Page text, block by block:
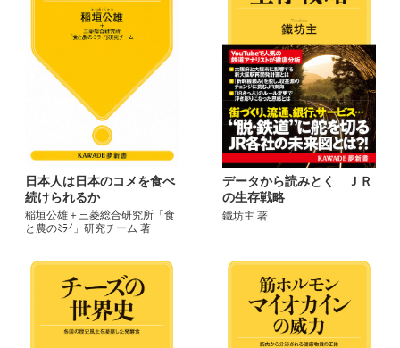
日本人は日本のコメを食べ
続けられるか
稲垣公雄＋三菱総合研究所「食
と農のﾐﾗｲ」研究チーム 著
データから読みとく ＪＲ
の生存戦略
鐵坊主 著